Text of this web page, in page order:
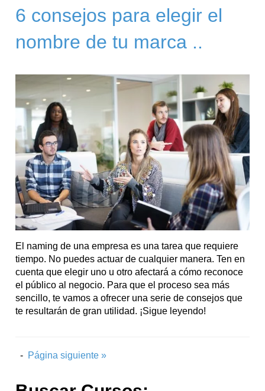
6 consejos para elegir el
nombre de tu marca ..
El naming de una empresa es una tarea que requiere
tiempo. No puedes actuar de cualquier manera. Ten en
cuenta que elegir uno u otro afectará a cómo reconoce
el público al negocio. Para que el proceso sea más
sencillo, te vamos a ofrecer una serie de consejos que
te resultarán de gran utilidad. ¡Sigue leyendo!
- Página siguiente »